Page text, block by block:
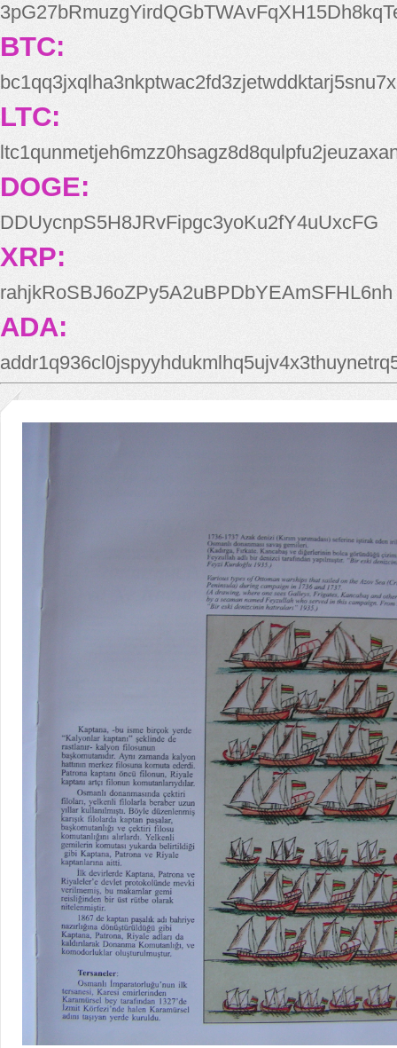
BTC:
bc1qq3jxqlha3nkptwac2fd3zjetwddktarj5snu7x
LTC:
DOGE:
DDUycnpS5H8JRvFipgc3yoKu2fY4uUxcFG
XRP:
rahjkRoSBJ6oZPy5A2uBPDbYEAmSFHL6nh
ADA: